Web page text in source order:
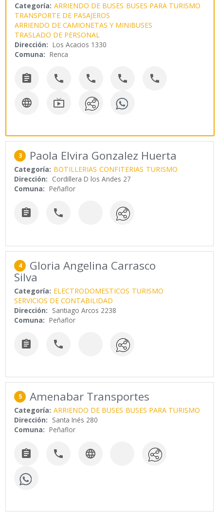
Categoría: ARRIENDO DE BUSES BUSES PARA TURISMO
TRANSPORTE DE PASAJEROS
ARRIENDO DE CAMIONETAS Y MINIBUSES
TRASLADO DE PERSONAL
Dirección: Los Acacios 1330
Comuna: Renca
    
 
3 Paola Elvira Gonzalez Huerta
Categoría: BOTILLERIAS CONFITERIAS TURISMO
Dirección: Cordillera D los Andes 27
Comuna: Peñaflor
 
4 Gloria Angelina Carrasco
Silva
Categoría: ELECTRODOMESTICOS TURISMO
SERVICIOS DE CONTABILIDAD
Dirección: Santiago Arcos 2238
Comuna: Peñaflor
 
5 Amenabar Transportes
Categoría: ARRIENDO DE BUSES BUSES PARA TURISMO
Dirección: Santa Inés 280
Comuna: Peñaflor
  